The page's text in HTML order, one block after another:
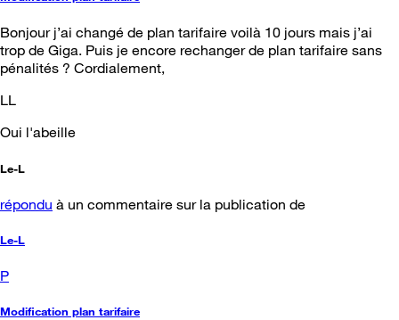
Bonjour j’ai changé de plan tarifaire voilà 10 jours mais j’ai
trop de Giga. Puis je encore rechanger de plan tarifaire sans
pénalités ? Cordialement,
LL
Oui l'abeille
Le-L
répondu à un commentaire sur la publication de
Le-L
P
Modification plan tarifaire